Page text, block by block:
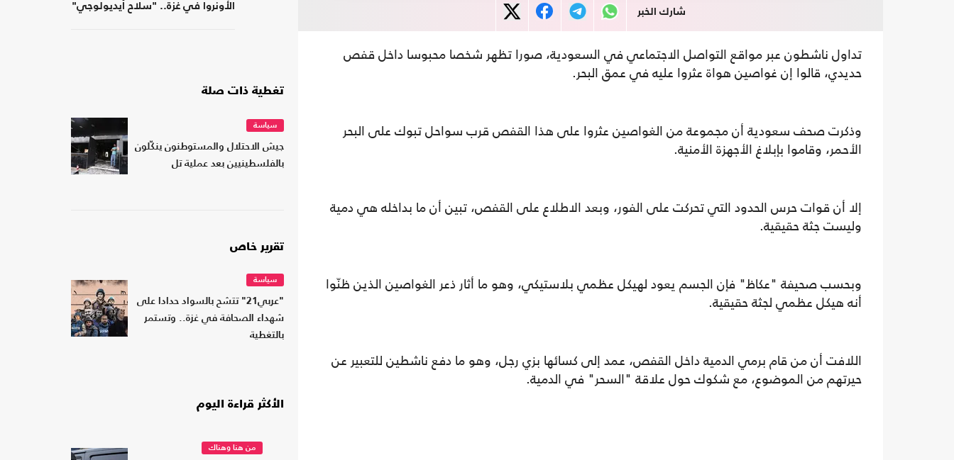
شارك الخبر
تداول ناشطون عبر مواقع التواصل الاجتماعي في السعودية، صورا تظهر شخصا محبوسا داخل قفص
حديدي، قالوا إن غواصين هواة عثروا عليه في عمق البحر.
وذكرت صحف سعودية أن مجموعة من الغواصين عثروا على هذا القفص قرب سواحل تبوك على البحر
الأحمر، وقاموا بإبلاغ الأجهزة الأمنية.
إلا أن قوات حرس الحدود التي تحركت على الفور، وبعد الاطلاع على القفص، تبين أن ما بداخله هي دمية
وليست جثة حقيقية.
وبحسب صحيفة "عكاظ" فإن الجسم يعود لهيكل عظمي بلاستيكي، وهو ما أثار ذعر الغواصين الذين ظنّوا
أنه هيكل عظمي لجثة حقيقية.
اللافت أن من قام برمي الدمية داخل القفص، عمد إلى كسائها بزي رجل، وهو ما دفع ناشطين للتعبير عن
حيرتهم من الموضوع، مع شكوك حول علاقة "السحر" في الدمية.
الأونروا في غزة.. "سلاح أيديولوجي"
تغطية ذات صلة
سياسة
جيش الاحتلال والمستوطنون ينكّلون
بالفلسطينيين بعد عملية تل
تقرير خاص
سياسة
"عربي21" تتشح بالسواد حدادا على
شهداء الصحافة في غزة.. وتستمر
بالتغطية
الأكثر قراءة اليوم
من هنا وهناك